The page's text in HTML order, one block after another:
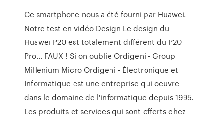
Ce smartphone nous a été fourni par Huawei.
Notre test en vidéo Design Le design du
Huawei P20 est totalement différent du P20
Pro... FAUX ! Si on oublie Ordigeni - Group
Millenium MicroOrdigeni - Électronique et
Informatique est une entreprise qui oeuvre
dans le domaine de l'informatique depuis 1995.
Les produits et services qui sont offerts chez